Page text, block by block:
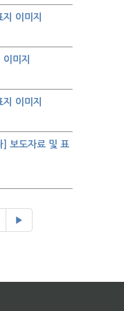
이미지
미지
이미지
] 보도자료 및 표
▶